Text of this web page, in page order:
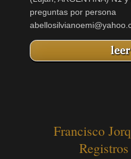
preguntas por persona
Francisco